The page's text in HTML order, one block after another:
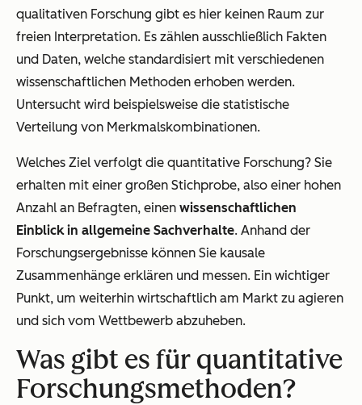
qualitativen Forschung gibt es hier keinen Raum zur
freien Interpretation. Es zählen ausschließlich Fakten
und Daten, welche standardisiert mit verschiedenen
wissenschaftlichen Methoden erhoben werden.
Untersucht wird beispielsweise die statistische
Verteilung von Merkmalskombinationen.
Welches Ziel verfolgt die quantitative Forschung? Sie
erhalten mit einer großen Stichprobe, also einer hohen
Anzahl an Befragten, einen wissenschaftlichen
Einblick in allgemeine Sachverhalte. Anhand der
Forschungsergebnisse können Sie kausale
Zusammenhänge erklären und messen. Ein wichtiger
Punkt, um weiterhin wirtschaftlich am Markt zu agieren
und sich vom Wettbewerb abzuheben.
Was gibt es für quantitative
Forschungsmethoden?